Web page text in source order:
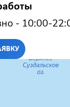
- 10:00-